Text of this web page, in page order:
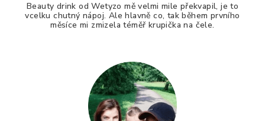
Beauty drink od Wetyzo mě velmi mile překvapil, je to
vcelku chutný nápoj. Ale hlavně co, tak během prvního
měsíce mi zmizela téměř krupička na čele.